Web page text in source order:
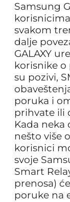
Samsung
svakom
dalje
GALAXY
korisnike
su pozivi,
poruka i
prihvate ili
Kada
nešto više
korisnici
svoje
Smart
prenosa)
poruke na